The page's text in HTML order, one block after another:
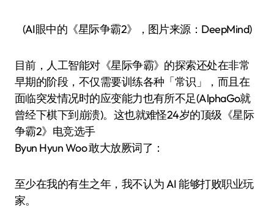
(AI眼中的《星际争霸2》，图片来源：DeepMind)
目前，人工智能对《星际争霸》的探索还处在非常
早期的阶段，不仅需要训练各种「常识」，而且在
面临突发情况时的应变能力也有所不足(AlphaGo就
曾经下棋下到崩溃)。这也就难怪24岁的顶级《星际
争霸2》电竞选手
Byun Hyun Woo 敢大放厥词了：
至少在我的有生之年，我不认为 AI 能够打败职业玩
家。